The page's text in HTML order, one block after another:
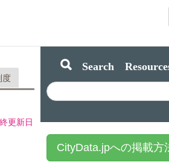
度
更新日
Search
CityData.jpへの掲載方